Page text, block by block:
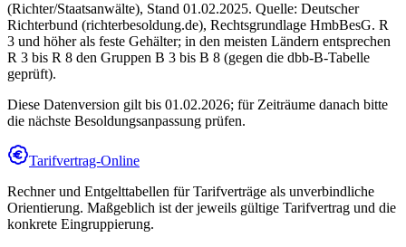
(Richter/Staatsanwälte), Stand 01.02.2025. Quelle: Deutscher
Richterbund (richterbesoldung.de), Rechtsgrundlage HmbBesG. R
3 und höher als feste Gehälter; in den meisten Ländern entsprechen
R 3 bis R 8 den Gruppen B 3 bis B 8 (gegen die dbb-B-Tabelle
geprüft).
Diese Datenversion gilt bis 01.02.2026; für Zeiträume danach bitte
die nächste Besoldungsanpassung prüfen.
Tarifvertrag-Online
Rechner und Entgelttabellen für Tarifverträge als unverbindliche
Orientierung. Maßgeblich ist der jeweils gültige Tarifvertrag und die
konkrete Eingruppierung.